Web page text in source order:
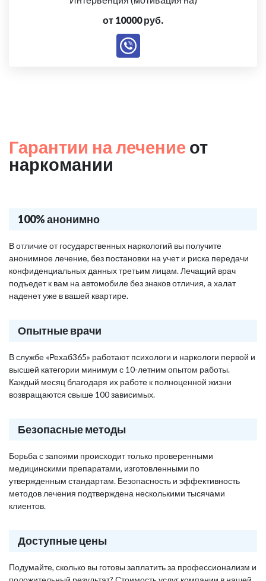
от 10000 руб.
Гарантии на лечение от
наркомании
100% анонимно
В отличие от государственных наркологий вы получите
анонимное лечение, без постановки на учет и риска передачи
конфиденциальных данных третьим лицам. Лечащий врач
подъедет к вам на автомобиле без знаков отличия, а халат
наденет уже в вашей квартире.
Опытные врачи
В службе «Рехаб365» работают психологи и наркологи первой и
высшей категории минимум с 10-летним опытом работы.
Каждый месяц благодаря их работе к полноценной жизни
возвращаются свыше 100 зависимых.
Безопасные методы
Борьба с запоями происходит только проверенными
медицинскими препаратами, изготовленными по
утвержденным стандартам. Безопасность и эффективность
методов лечения подтверждена несколькими тысячами
клиентов.
Доступные цены
Подумайте, сколько вы готовы заплатить за профессионализм и